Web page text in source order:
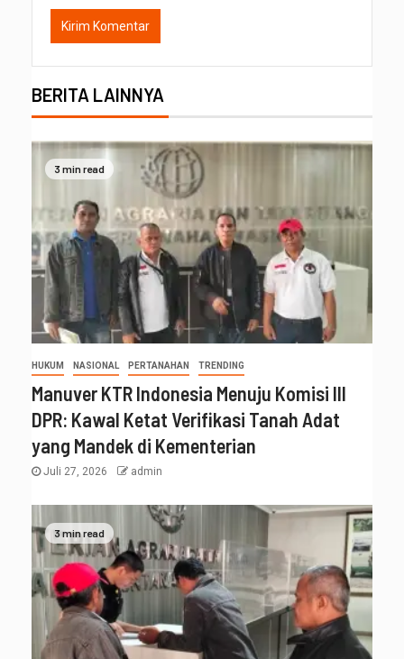
BERITA LAINNYA
3 min read
HUKUM NASIONAL PERTANAHAN TRENDING
Manuver KTR Indonesia Menuju Komisi III
DPR: Kawal Ketat Verifikasi Tanah Adat
yang Mandek di Kementerian
Juli 27, 2026 admin
3 min read